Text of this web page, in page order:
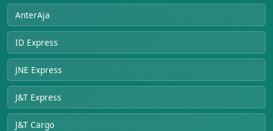
AnterAja
ID Express
JNE Express
J&T Express
J&T Cargo